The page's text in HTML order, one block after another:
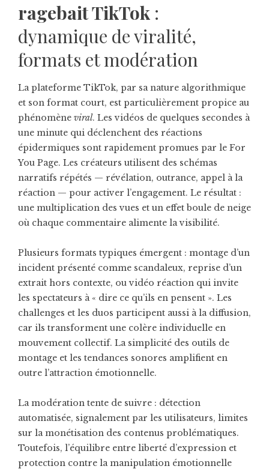
ragebait TikTok :
dynamique de viralité,
formats et modération
La plateforme TikTok, par sa nature algorithmique
et son format court, est particulièrement propice au
phénomène viral. Les vidéos de quelques secondes à
une minute qui déclenchent des réactions
épidermiques sont rapidement promues par le For
You Page. Les créateurs utilisent des schémas
narratifs répétés — révélation, outrance, appel à la
réaction — pour activer l’engagement. Le résultat :
une multiplication des vues et un effet boule de neige
où chaque commentaire alimente la visibilité.
Plusieurs formats typiques émergent : montage d’un
incident présenté comme scandaleux, reprise d’un
extrait hors contexte, ou vidéo réaction qui invite
les spectateurs à « dire ce qu’ils en pensent ». Les
challenges et les duos participent aussi à la diffusion,
car ils transforment une colère individuelle en
mouvement collectif. La simplicité des outils de
montage et les tendances sonores amplifient en
outre l’attraction émotionnelle.
La modération tente de suivre : détection
automatisée, signalement par les utilisateurs, limites
sur la monétisation des contenus problématiques.
Toutefois, l’équilibre entre liberté d’expression et
protection contre la manipulation émotionnelle